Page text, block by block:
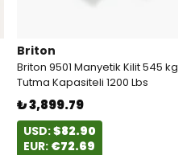
Briton
Briton 9501 Manyetik Kilit 545 kg
Tutma Kapasiteli 1200 Lbs
₺ 3,899.79
USD:$82.90
EUR: €72.69